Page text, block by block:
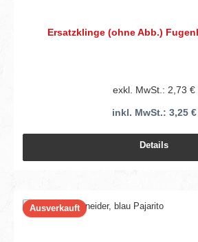
Ersatzklinge (ohne Abb.)
exkl. MwSt.: 2,73 €
inkl. MwSt.: 3,25 €
Details
Ausverkauft